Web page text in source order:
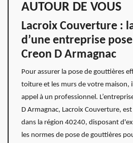
AUTOUR DE VOUS
Lacroix Couverture :
d’une entreprise
Creon D Armagnac
Pour assurer la pose de gouttières
toiture et les murs de votre maison,
appel à un professionnel.
D Armagnac, Lacroix Couverture,
dans la région 40240, disposant
les normes de pose de gouttières